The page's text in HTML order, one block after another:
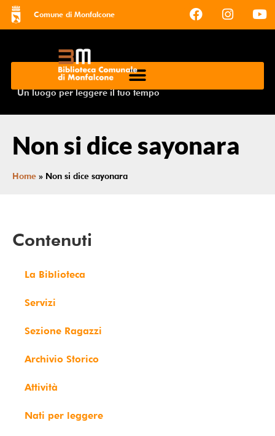
Comune di Monfalcone
Un luogo per leggere il tuo tempo
Non si dice sayonara
Home » Non si dice sayonara
Contenuti
La Biblioteca
Servizi
Sezione Ragazzi
Archivio Storico
Attività
Nati per leggere